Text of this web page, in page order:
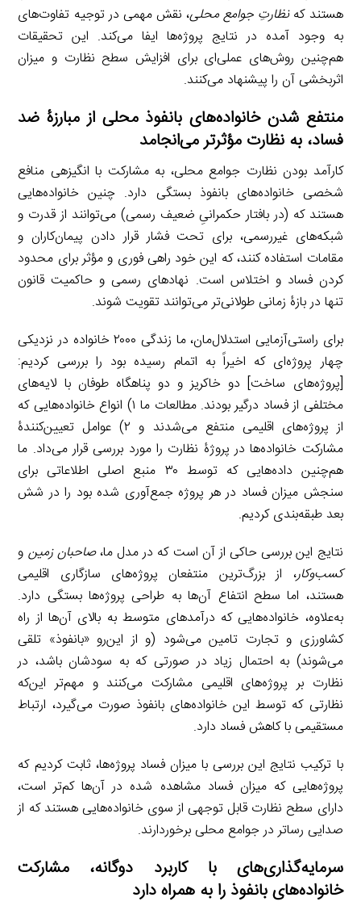
هستند کهنظارتِ جوامع محلی، نقش مهمی در توجیه تفاوت‌های
به وجود آمده در نتایج پروژه‌ها ایفا می‌کند. این تحقیقات
هم‌چنین روش‌های عملی‌ای برای افزایش سطح نظارت و میزان
اثربخشی آن را پیشنهاد می‌کنند.
منتفع شدن خانواده‌های بانفوذ محلی از مبارزۀ ضد
فساد، به نظارت مؤثرتر میانجامد
کارآمد بودن نظارت جوامع محلی، به مشارکت با انگیزه­ی منافع
شخصی خانواده‌های بانفوذ بستگی دارد. چنین خانواده‌هایی
هستند که (در بافتار حکمرانیِ ضعیف رسمی) می‌توانند از قدرت و
شبکه‌های غیررسمی، برای تحت فشار قرار دادن پیمان‌کاران و
مقامات استفاده کنند، که این خود راهی فوری و مؤثر برای محدود
کردن فساد و اختلاس است. نهادهای رسمی و حاکمیت قانون
تنها در بازۀ زمانی طولانی‌تر می‌توانند تقویت ‌شوند.
برای راستی‌آزمایی استدلال‌مان، ما زندگی ۲۰۰۰ خانواده در نزدیکی
چهار پروژه‌ای که اخیراً به اتمام رسیده بود را بررسی کردیم:
[پروژه‌های ساخت] دو خاکریز و دو پناهگاه طوفان با لایه‌های
مختلفی از فساد درگیر بودند. مطالعات ما ۱) انواع خانواده‌هایی که
از پروژه‌های اقلیمی منتفع می‌شدند و ۲) عوامل تعیین‌کنندۀ
مشارکت خانواده‌ها در پروژۀ نظارت را مورد بررسی قرار می‌داد. ما
هم‌چنین داده‌هایی که توسط ۳۰ منبع اصلی اطلاعاتی برای
سنجش میزان فساد در هر پروژه جمع‌آوری شده بود را در شش
بعد طبقه‌بندی کردیم.
نتایج این بررسی حاکی از آن است که در مدل ما،صاحبان زمین و
کسب‌وکار، از بزرگ‌ترین منتفعان پروژه‌های سازگاری اقلیمی
هستند، اما سطح انتفاع آن‌ها به طراحی پروژه‌ها بستگی دارد.
به‌علاوه، خانواده‌هایی که درآمدهای متوسط به بالای آن‌ها از راه
کشاورزی و تجارت تامین می‌‌شود (و از این‌رو «بانفوذ» تلقی
‌می‌شوند) به احتمال زیاد در صورتی که به سودشان باشد، در
نظارت بر پروژه‌های اقلیمی مشارکت می‌کنند و مهم‌تر این‌که
نظارتی که توسط این خانواده‌های بانفوذ صورت می‌گیرد، ارتباط
مستقیمی با کاهش فساد دارد.
با ترکیب نتایج این بررسی با میزان فساد پروژه‌ها، ثابت کردیم که
پروژه‌هایی که میزان فساد مشاهده شده در آن‌ها کم‌تر است،
دارای سطح نظارت قابل توجهی از سوی خانواده‌هایی هستند که از
صدایی رساتر در جوامع محلی برخوردارند.
سرمایهگذاریهای با کاربرد دوگانه، مشارکت
خانواده‌های بانفوذ را به همراه دارد